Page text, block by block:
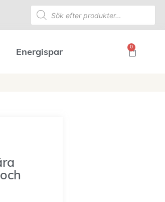
Energispar
0